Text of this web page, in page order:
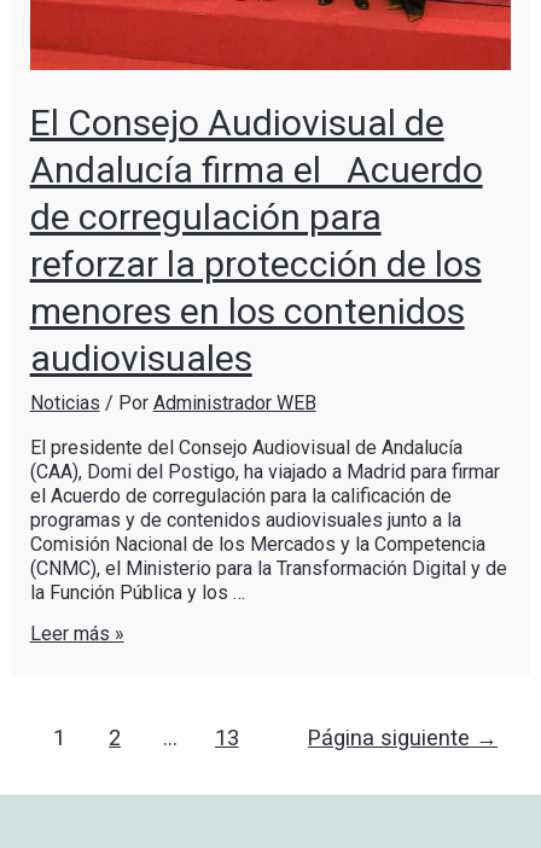
El Consejo Audiovisual de
Andalucía firma el Acuerdo
de corregulación para
reforzar la protección de los
menores en los contenidos
audiovisuales
Noticias / Por Administrador WEB
El presidente del Consejo Audiovisual de Andalucía
(CAA), Domi del Postigo, ha viajado a Madrid para firmar
el Acuerdo de corregulación para la calificación de
programas y de contenidos audiovisuales junto a la
Comisión Nacional de los Mercados y la Competencia
(CNMC), el Ministerio para la Transformación Digital y de
la Función Pública y los …
Leer más »
1 2 … 13 Página siguiente →